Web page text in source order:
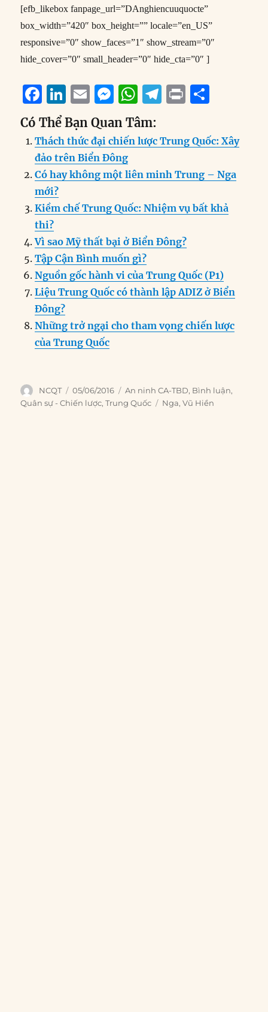
[efb_likebox fanpage_url=”DAnghiencuuquocte”
box_width=”420″ box_height=”” locale=”en_US”
responsive=”0″ show_faces=”1″ show_stream=”0″
hide_cover=”0″ small_header=”0″ hide_cta=”0″ ]
F
a
c
e
b
o
o
k
Li
n
k
e
d
n
E
m
ai
l
M
ss
e
n
er
W
h
at
s
A
p
T
e
g
r
m
P
n
t
a
re
Có Thể Bạn Quan Tâm:
Thách thức đại chiến lược Trung Quốc: Xây
đảo trên Biển Đông
Có hay không một liên minh Trung – Nga
mới?
Kiềm chế Trung Quốc: Nhiệm vụ bất khả
thi?
Vì sao Mỹ thất bại ở Biển Đông?
Tập Cận Bình muốn gì?
Nguồn gốc hành vi của Trung Quốc (P1)
Liệu Trung Quốc có thành lập ADIZ ở Biển
Đông?
Những trở ngại cho tham vọng chiến lược
của Trung Quốc
Author
NCQT
Posted
on
05/06/2016 Categories
An ninh CA-TBD, Bình luận,
Quân sự - Chiến lược,Trung Quốc Tags
Nga,Vũ Hiền